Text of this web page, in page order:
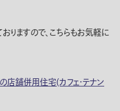
りますので、こちらもお気軽に
店舗併用住宅(カフェ・テナン